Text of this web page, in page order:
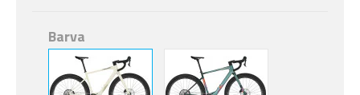
Barva